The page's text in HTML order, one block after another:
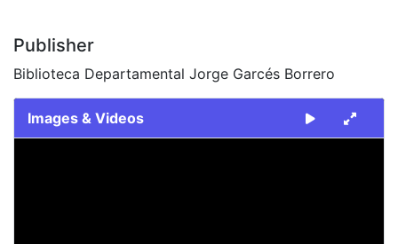
Publisher
Biblioteca Departamental Jorge Garcés Borrero
Images & Videos